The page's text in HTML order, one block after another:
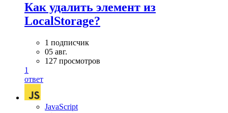
Как удалить элемент из
LocalStorage?
1 подписчик
05 авг.
127 просмотров
1
ответ
JavaScript